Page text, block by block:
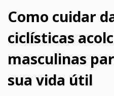
Como cuidar
ciclísticas
masculinas
sua vida útil